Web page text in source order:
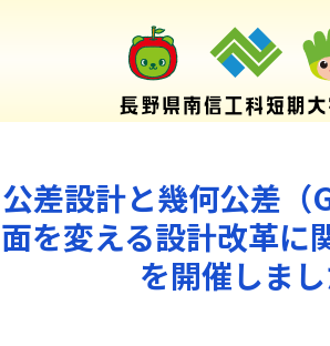
公差設計と幾何公差（
面を変える設計改革に
を開催しま